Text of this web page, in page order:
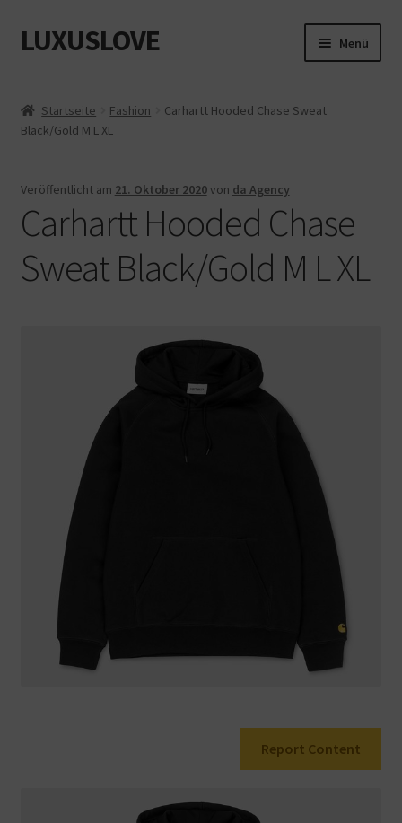
Zur
Navigation
Zum
Inhalt
LUXUSLOVE Menü
Cookie-Richtlinie (EU)
Datenschutz
Impressum
Kasse
Startseite Fashion
Carhartt Hooded Chase Sweat
Black/Gold M L XL
Veröffentlicht am 21. Oktober 2020von da Agency
Carhartt Hooded Chase
Sweat Black/Gold M L XL
Report Content